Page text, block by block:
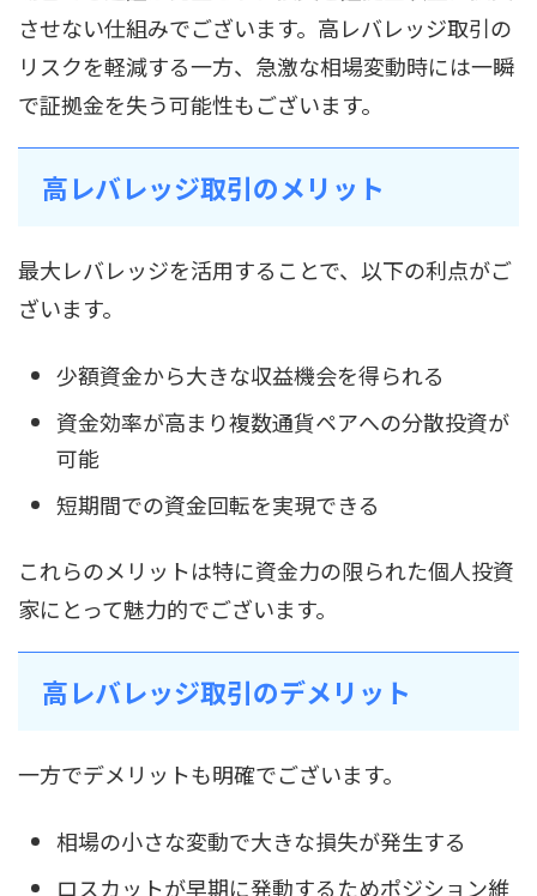
させない仕組みでございます。高レバレッジ取引の
リスクを軽減する一方、急激な相場変動時には一瞬
で証拠金を失う可能性もございます。
高レバレッジ取引のメリット
最大レバレッジを活用することで、以下の利点がご
ざいます。
少額資金から大きな収益機会を得られる
資金効率が高まり複数通貨ペアへの分散投資が
可能
短期間での資金回転を実現できる
これらのメリットは特に資金力の限られた個人投資
家にとって魅力的でございます。
高レバレッジ取引のデメリット
一方でデメリットも明確でございます。
相場の小さな変動で大きな損失が発生する
ロスカットが早期に発動するためポジション維